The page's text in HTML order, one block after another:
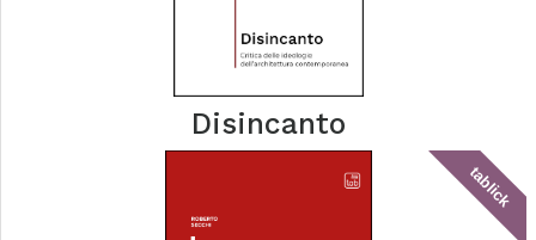
Disincanto
tablick